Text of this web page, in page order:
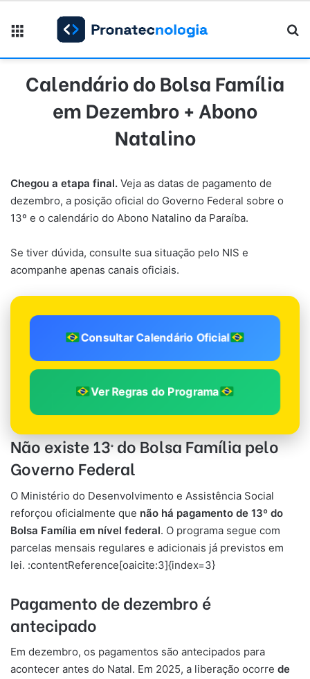
Calendário do Bolsa Família
em Dezembro + Abono
Natalino
Chegou a etapa final. Veja as datas de pagamento de
dezembro, a posição oficial do Governo Federal sobre o
13º e o calendário do Abono Natalino da Paraíba.
Se tiver dúvida, consulte sua situação pelo NIS e
acompanhe apenas canais oficiais.
Consultar Calendário Oficial
Ver Regras do Programa
Não existe 13º do Bolsa Família pelo
Governo Federal
O Ministério do Desenvolvimento e Assistência Social
reforçou oficialmente que não há pagamento de 13º do
Bolsa Família em nível federal. O programa segue com
parcelas mensais regulares e adicionais já previstos em
lei. :contentReference[oaicite:3]{index=3}
Pagamento de dezembro é
antecipado
Em dezembro, os pagamentos são antecipados para
acontecer antes do Natal. Em 2025, a liberação ocorre de